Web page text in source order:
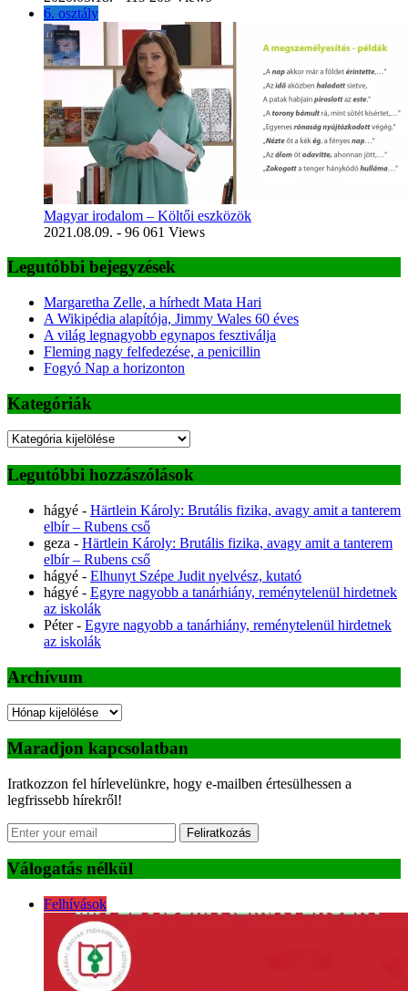
6. osztály
Magyar irodalom – Költői eszközök
2021.08.09. - 96 061 Views
Legutóbbi bejegyzések
Margaretha Zelle, a hírhedt Mata Hari
A Wikipédia alapítója, Jimmy Wales 60 éves
A világ legnagyobb egynapos fesztiválja
Fleming nagy felfedezése, a penicillin
Fogyó Nap a horizonton
Kategóriák
Kategóriák
Legutóbbi hozzászólások
hágyé - Härtlein Károly: Brutális fizika, avagy amit a tanterem
elbír – Rubens cső
geza - Härtlein Károly: Brutális fizika, avagy amit a tanterem
elbír – Rubens cső
hágyé - Elhunyt Szépe Judit nyelvész, kutató
hágyé - Egyre nagyobb a tanárhiány, reménytelenül hirdetnek
az iskolák
Péter- Egyre nagyobb a tanárhiány, reménytelenül hirdetnek
az iskolák
Archívum
Archívum
Maradjon kapcsolatban
Iratkozzon fel hírlevelünkre, hogy e-mailben értesülhessen a
legfrissebb hírekről!
Feliratkozás
Válogatás nélkül
Felhívások